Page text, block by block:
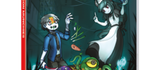
Contacto
Carrito